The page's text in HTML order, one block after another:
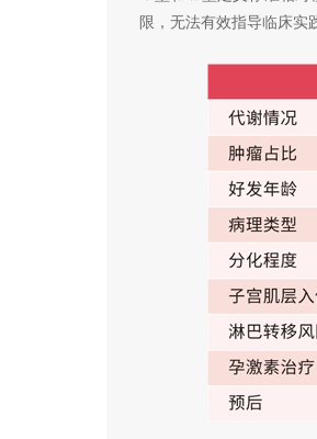
限，无法有效指导临床实